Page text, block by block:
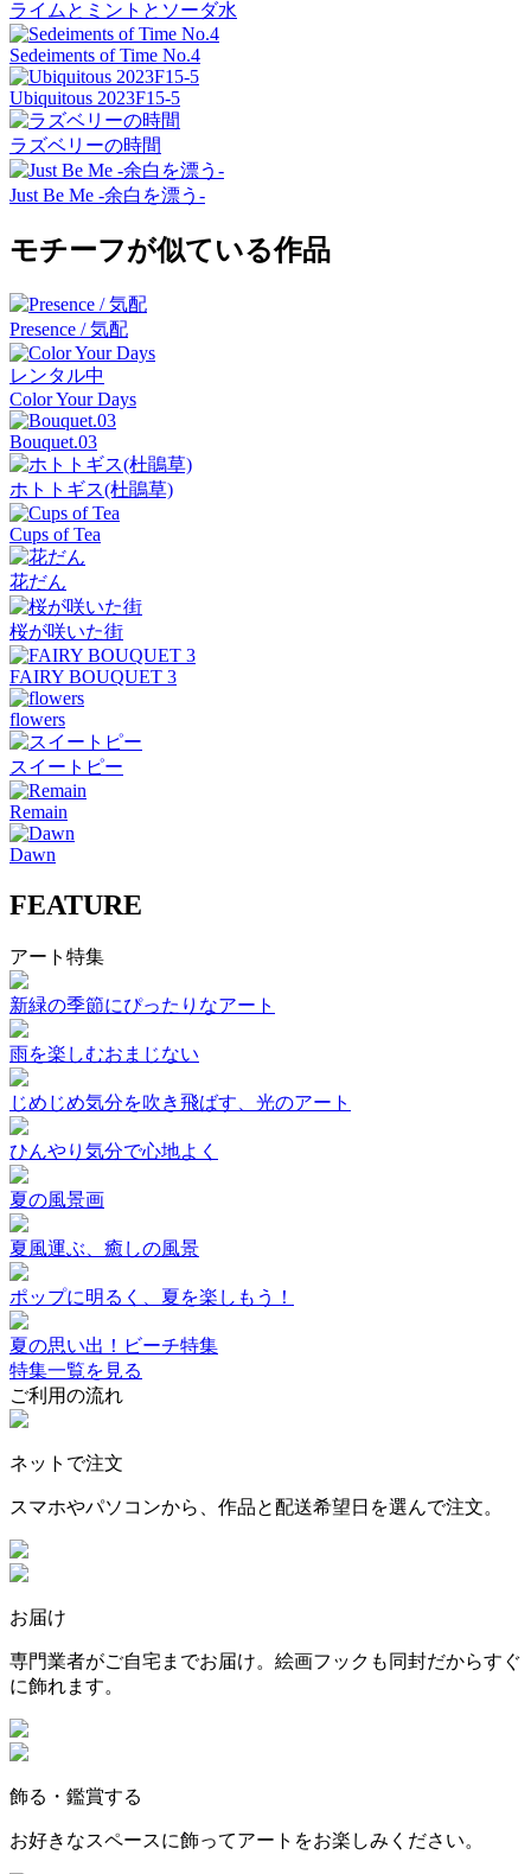
ライムとミントとソーダ水
Sedeiments of Time No.4
Ubiquitous 2023F15-5
ラズベリーの時間
Just Be Me -余白を漂う-
モチーフが似ている作品
Presence / 気配
レンタル中
Color Your Days
Bouquet.03
ホトトギス(杜鵑草)
Cups of Tea
花だん
桜が咲いた街
FAIRY BOUQUET 3
flowers
スイートピー
Remain
Dawn
FEATURE
アート特集
新緑の季節にぴったりなアート
雨を楽しむおまじない
じめじめ気分を吹き飛ばす、光のアート
ひんやり気分で心地よく
夏の風景画
夏風運ぶ、癒しの風景
ポップに明るく、夏を楽しもう！
夏の思い出！ビーチ特集
特集一覧を見る
ご利用の流れ
ネットで注文
スマホやパソコンから、作品と配送希望日を選んで注文。
お届け
専門業者がご自宅までお届け。絵画フックも同封だからすぐ
に飾れます。
飾る・鑑賞する
お好きなスペースに飾ってアートをお楽しみください。